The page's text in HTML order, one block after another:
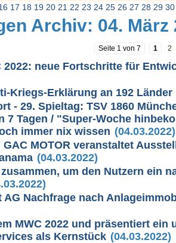
17 18 19 20 21 22 23 24 25 26 27 28 29 30
Archiv: 04. März
Seite 1 von 7 1 2
2022: neue Fortschritte für
Kriegs-Erklärung an 192 Länder
- 29. Spieltag: TSV 1860
7 Tagen / "Super-Woche
immer nix wissen (04.03.2022)
MOTOR veranstaltet
(04.03.2022)
um den Nutzern ein
AG Nachfrage nach
MWC 2022 und präsentiert ein
als Kernstück (04.03.2022)